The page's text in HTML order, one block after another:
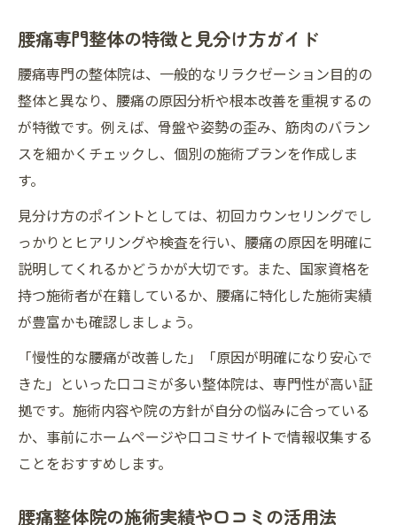
腰痛専門整体の特徴と見分け方ガイド
腰痛専門の整体院は、一般的なリラクゼーション目的の
整体と異なり、腰痛の原因分析や根本改善を重視するの
が特徴です。例えば、骨盤や姿勢の歪み、筋肉のバラン
スを細かくチェックし、個別の施術プランを作成しま
す。
見分け方のポイントとしては、初回カウンセリングでし
っかりとヒアリングや検査を行い、腰痛の原因を明確に
説明してくれるかどうかが大切です。また、国家資格を
持つ施術者が在籍しているか、腰痛に特化した施術実績
が豊富かも確認しましょう。
「慢性的な腰痛が改善した」「原因が明確になり安心で
きた」といった口コミが多い整体院は、専門性が高い証
拠です。施術内容や院の方針が自分の悩みに合っている
か、事前にホームページや口コミサイトで情報収集する
ことをおすすめします。
腰痛整体院の施術実績や口コミの活用法